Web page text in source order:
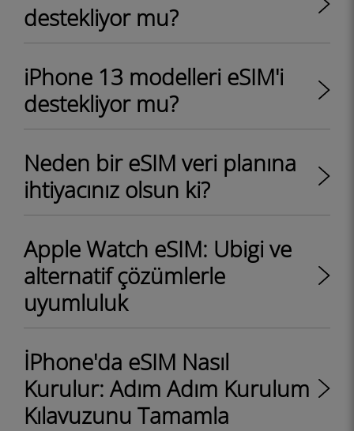
destekliyor mu?
iPhone 13 modelleri eSIM'i
destekliyor mu?
Neden bir eSIM veri planına
ihtiyacınız olsun ki?
Apple Watch eSIM: Ubigi ve
alternatif çözümlerle
uyumluluk
İPhone'da eSIM Nasıl
Kurulur: Adım Adım Kurulum
Kılavuzunu Tamamla